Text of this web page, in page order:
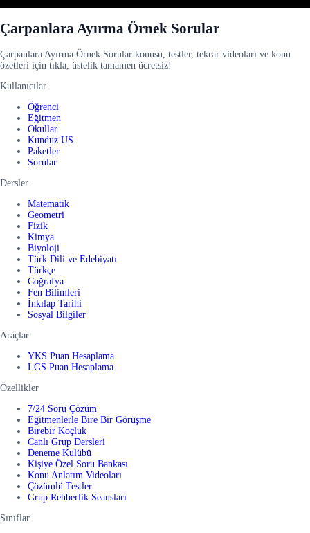
Çarpanlara Ayırma Örnek Sorular
Çarpanlara Ayırma Örnek Sorular konusu, testler, tekrar videoları ve konu
özetleri için tıkla, üstelik tamamen ücretsiz!
Kullanıcılar
Öğrenci
Eğitmen
Okullar
Kunduz US
Paketler
Sorular
Dersler
Matematik
Geometri
Fizik
Kimya
Biyoloji
Türk Dili ve Edebiyatı
Türkçe
Coğrafya
Fen Bilimleri
İnkılap Tarihi
Sosyal Bilgiler
Araçlar
YKS Puan Hesaplama
LGS Puan Hesaplama
Özellikler
7/24 Soru Çözüm
Eğitmenlerle Bire Bir Görüşme
Birebir Koçluk
Canlı Grup Dersleri
Deneme Kulübü
Kişiye Özel Soru Bankası
Konu Anlatım Videoları
Çözümlü Testler
Grup Rehberlik Seansları
Sınıflar